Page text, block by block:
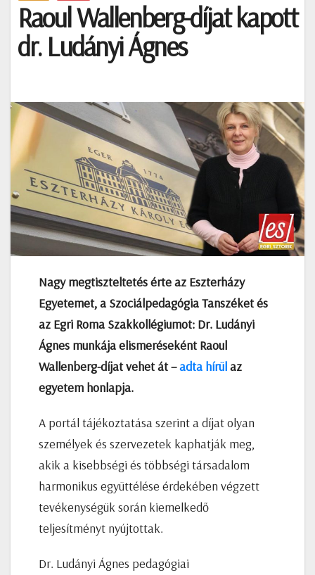
Raoul Wallenberg-díjat kapott
dr. Ludányi Ágnes
Nagy megtiszteltetés érte az Eszterházy
Egyetemet, a Szociálpedagógia Tanszéket és
az Egri Roma Szakkollégiumot: Dr. Ludányi
Ágnes munkája elismeréseként Raoul
Wallenberg-díjat vehet át –adta hírülaz
egyetem honlapja.
A portál tájékoztatása szerint a díjat olyan
személyek és szervezetek kaphatják meg,
akik a kisebbségi és többségi társadalom
harmonikus együttélése érdekében végzett
tevékenységük során kiemelkedő
teljesítményt nyújtottak.
Dr. Ludányi Ágnes pedagógiai